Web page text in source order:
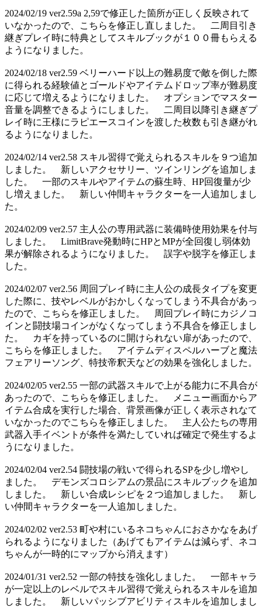
2024/02/19 ver2.59a 2,59で修正した箇所が正しく反映されて
いなかったので、こちらを修正し直しました。 二周目引き
継ぎプレイ時に特典としてスキルブックが１００冊もらえる
ようになりました。
2024/02/18 ver2.59 ベリーハード以上の難易度で敵を倒した際
に得られる経験値とゴールドやアイテムドロップ率が難易度
に応じて増えるようになりました。 オプションでマスター
音量を調整できるようにしました。 二周目以降引き継ぎプ
レイ時に王様にラピエースコインを渡した枚数も引き継がれ
るようになりました。
2024/02/14 ver2.58 スキル習得で覚えられるスキルを９つ追加
しました。 新しいアクセサリー、ツインリングを追加しま
した。 一部のスキルやアイテムの蘇生時、HP回復量が少
し増えました。 新しい仲間キャラクターを一人追加しまし
た。
2024/02/09 ver2.57 主人公の専用武器に装備時使用効果を付与
しました。 LimitBrave発動時にHPとMPが全回復し弱体効
果が解除されるようになりました。 誤字や脱字を修正しま
した。
2024/02/07 ver2.56 周回プレイ時に主人公の成長タイプを変更
した際に、技やレベルがおかしくなってしまう不具合があっ
たので、こちらを修正しました。 周回プレイ時にカジノコ
インと闘技場コインがなくなってしまう不具合を修正しまし
た。 カギを持っているのに開けられない扉があったので、
こちらを修正しました。 アイテムディスペルハーブと魔法
フェアリーソング、特技帝釈天などの効果を強化しました。
2024/02/05 ver2.55 一部の武器スキルで上がる能力に不具合が
あったので、こちらを修正しました。 メニュー画面からア
イテム合成を実行した場合、背景画像が正しく表示されなて
いなかったのでこちらを修正しました。 主人公たちの専用
武器入手イベントが条件を満たしていれば確定で発生するよ
うになりました。
2024/02/04 ver2.54 闘技場の戦いで得られるSPを少し増やし
ました。 デモンズコロシアムの景品にスキルブックを追加
しました。 新しい合成レシピを２つ追加しました。 新し
い仲間キャラクターを一人追加しました。
2024/02/02 ver2.53 町や村にいるネコちゃんにおさかなをあげ
られるようになりました（あげてもアイテムは減らず、ネコ
ちゃんが一時的にマップから消えます）
2024/01/31 ver2.52 一部の特技を強化しました。 一部キャラ
が一定以上のレベルでスキル習得で覚えられるスキルを追加
しました。 新しいパッシブアビリティスキルを追加しまし